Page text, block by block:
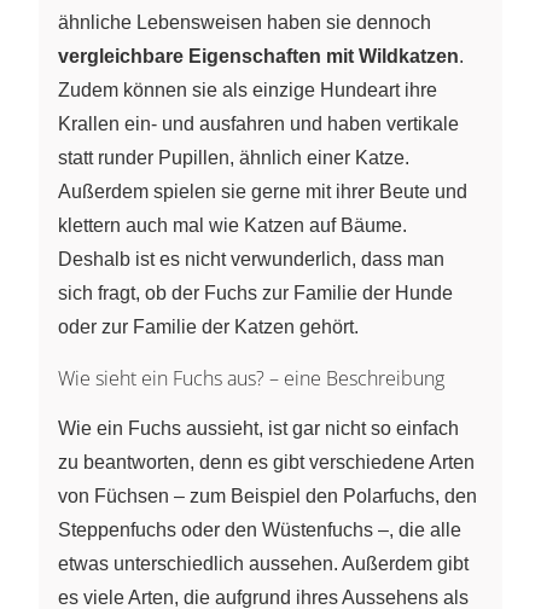
ähnliche Lebensweisen haben sie dennoch
vergleichbare Eigenschaften mit Wildkatzen.
Zudem können sie als einzige Hundeart ihre
Krallen ein- und ausfahren und haben vertikale
statt runder Pupillen, ähnlich einer Katze.
Außerdem spielen sie gerne mit ihrer Beute und
klettern auch mal wie Katzen auf Bäume.
Deshalb ist es nicht verwunderlich, dass man
sich fragt, ob der Fuchs zur Familie der Hunde
oder zur Familie der Katzen gehört.
Wie sieht ein Fuchs aus? – eine Beschreibung
Wie ein Fuchs aussieht, ist gar nicht so einfach
zu beantworten, denn es gibt verschiedene Arten
von Füchsen – zum Beispiel den Polarfuchs, den
Steppenfuchs oder den Wüstenfuchs –, die alle
etwas unterschiedlich aussehen. Außerdem gibt
es viele Arten, die aufgrund ihres Aussehens als